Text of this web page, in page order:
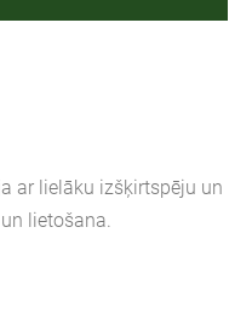
ar lielāku izšķirtspēju un
lietošana.